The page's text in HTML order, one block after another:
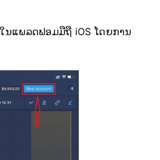
ນແພລດຟອມມືຖື iOS ໂດຍການ